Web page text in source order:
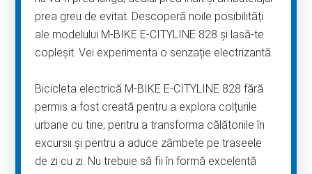
prea greu de evitat. Descoperă noile posibilități
ale modelului M-BIKE E-CITYLINE 828 și lasă-te
copleșit. Vei experimenta o senzație electrizantă.
Bicicleta electrică M-BIKE E-CITYLINE 828 fără
permis a fost creată pentru a explora colțurile
urbane cu tine, pentru a transforma călătoriile în
excursii și pentru a aduce zâmbete pe traseele
de zi cu zi. Nu trebuie să fii în formă excelentă